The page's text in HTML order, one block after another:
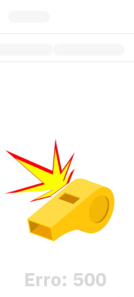
Erro: 500